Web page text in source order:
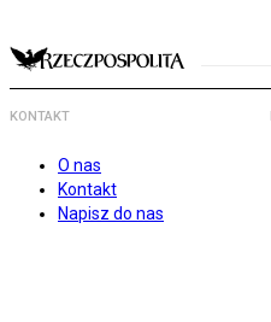
KONTAKT
O nas
Kontakt
Napisz do nas